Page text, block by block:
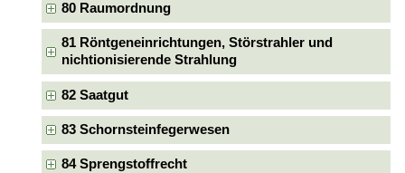
80 Raumordnung
81 Röntgeneinrichtungen, Störstrahler und
nichtionisierende Strahlung
82 Saatgut
83 Schornsteinfegerwesen
84 Sprengstoffrecht